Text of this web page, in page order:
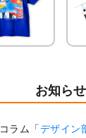
お知らせ
コラム「デザイン